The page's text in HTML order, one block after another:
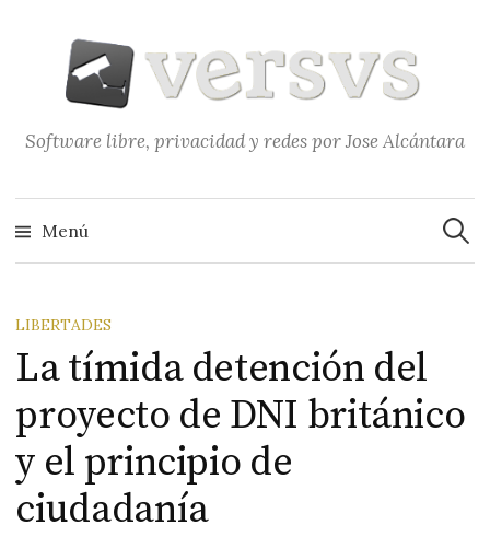
contenido
Software libre, privacidad y redes por Jose Alcántara
Menú
LIBERTADES
La tímida detención del
proyecto de DNI británico
y el principio de
ciudadanía